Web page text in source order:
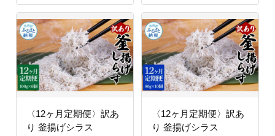
〈12ヶ月定期便〉訳あ
り 釜揚げシラス
〈12ヶ月定期便〉訳あ
り 釜揚げシラス